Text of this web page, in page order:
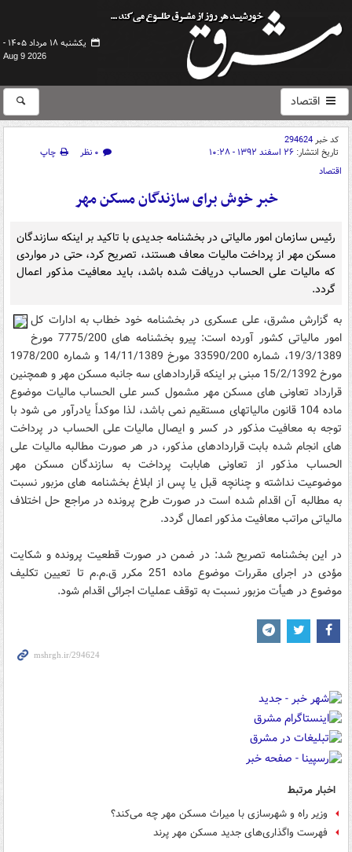
یکشنبه ۱۸ مرداد ۱۴۰۵ -
Aug 9 2026
اقتصاد
کد خبر294624
تاریخ انتشار: ۲۶ اسفند ۱۳۹۲ - ۱۰:۲۸ ۰ نظر
چاپ
اقتصاد
خبر خوش برای سازندگان مسکن مهر
رئیس سازمان امور مالیاتی در بخشنامه جدیدی با تاکید بر اینکه سازندگان
مسکن مهر از پرداخت مالیات معاف هستند، تصریح کرد، حتی در مواردی
که مالیات علی الحساب دریافت شده باشد، باید معافیت مذکور اعمال
گردد.
به گزارش مشرق، علی عسکری در بخشنامه خود خطاب به ادارات کل
امور مالیاتی کشور آورده است: پیرو بخشنامه های 7775/200 مورخ
19/3/1389، شماره 33590/200 مورخ 14/11/1389 و شماره 1978/200
مورخ 15/2/1392 مبنی بر اینکه قراردادهای سه جانبه مسکن مهر و همچنین
قرارداد تعاونی های مسکن مهر مشمول کسر علی الحساب مالیات موضوع
ماده 104 قانون مالیاتهای مستقیم نمی باشد، لذا موکداً یادرآور می شود با
توجه به معافیت مذکور در کسر و ایصال مالیات علی الحساب در پرداخت
های انجام شده بابت قراردادهای مذکور، در هر صورت مطالبه مالیات علی
الحساب مذکور از تعاونی هابابت پرداخت به سازندگان مسکن مهر
موضوعیت نداشته و چنانچه قبل یا پس از ابلاغ بخشنامه های مزبور نسبت
به مطالبه آن اقدام شده است در صورت طرح پرونده در مراجع حل اختلاف
مالیاتی مراتب معافیت مذکور اعمال گردد.
در این بخشنامه تصریح شد: در ضمن در صورت قطعیت پرونده و شکایت
مؤدی در اجرای مقررات موضوع ماده 251 مکرر ق.م.م تا تعیین تکلیف
موضوع در هیأت مزبور نسبت به توقف عملیات اجرائی اقدام شود.
اخبار مرتبط
وزیر راه و شهرسازی با میراث مسکن مهر چه می‌کند؟
فهرست واگذاری‌های جدید مسکن مهر پرند